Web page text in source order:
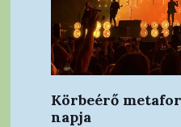
Körbeérő
napja